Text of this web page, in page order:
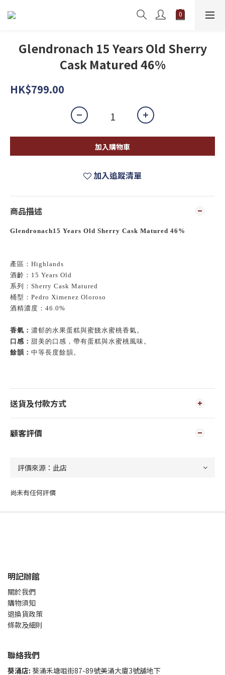
Glendronach 15 Years Old Sherry
Cask Matured 46%
HK$799.00
加入購物車
加入追蹤清單
商品描述
Glendronach15 Years Old Sherry Cask Matured 46%
產區： Highlands
酒齡： 15 Years Old
系列： Sherry Cask Matured
桶型： Pedro Ximenez Oloroso
酒精濃度： 46.0%
香氣： 濃郁的水果蛋糕與蜜餞水蜜桃香氣。
口感： 甜美的口感，帶有蛋糕與水蜜桃風味。
餘韻： 中等長度餘韻。
送貨及付款方式
顧客評價
尚未有任何評價
明記辦館
關於我們
購物須知
退換貨政策
條款及細則
聯絡我們
葵涌店: 葵涌禾塘咀街87-89號美涌大廈3號舖地下